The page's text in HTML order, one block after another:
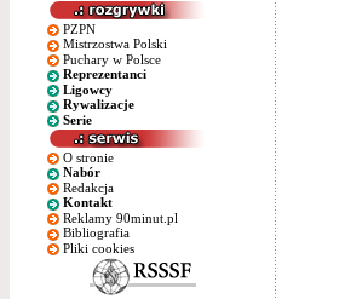
PZPN
Mistrzostwa Polski
Puchary w Polsce
Reprezentanci
Ligowcy
Rywalizacje
Serie
O stronie
Nabór
Redakcja
Kontakt
Reklamy 90minut.pl
Bibliografia
Pliki cookies